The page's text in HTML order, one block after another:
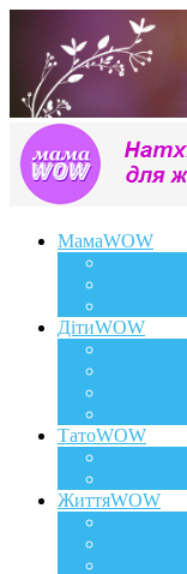
МамаWOW
ДітиWOW
ТатоWOW
ЖиттяWOW